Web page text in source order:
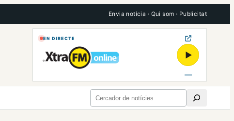
Envia notícia · Qui som · Publicitat
EN DIRECTE
▶
Cerca